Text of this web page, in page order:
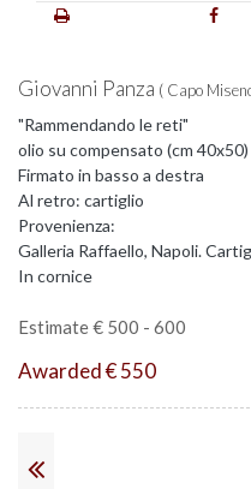
Giovanni Panza ( Capo
"Rammendando le reti"
olio su compensato (cm 40x50)
Firmato in basso a destra
Al retro: cartiglio
Provenienza:
Galleria Raffaello, Napoli.
In cornice
Estimate € 500 - 600
Awarded € 550